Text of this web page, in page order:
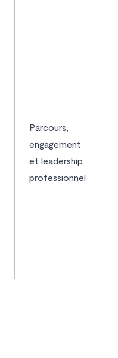
Parcours,
engagement
et leadership
professionnel